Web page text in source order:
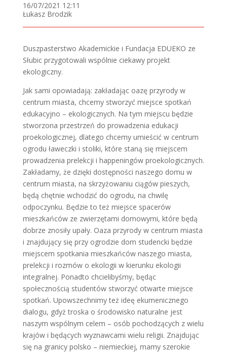
16/07/2021 12:11
Łukasz Brodzik
Duszpasterstwo Akademickie i Fundacja EDUEKO ze
Słubic przygotowali wspólnie ciekawy projekt
ekologiczny.
Jak sami opowiadają: zakładając oazę przyrody w
centrum miasta, chcemy stworzyć miejsce spotkań
edukacyjno – ekologicznych. Na tym miejscu będzie
stworzona przestrzeń do prowadzenia edukacji
proekologicznej, dlatego chcemy umieścić w centrum
ogrodu ławeczki i stoliki, które staną się miejscem
prowadzenia prelekcji i happeningów proekologicznych.
Zakładamy, że dzięki dostępności naszego domu w
centrum miasta, na skrzyżowaniu ciągów pieszych,
będą chętnie wchodzić do ogrodu, na chwilę
odpoczynku. Będzie to też miejsce spacerów
mieszkańców ze zwierzętami domowymi, które będą
dobrze znosiły upały. Oaza przyrody w centrum miasta
i znajdujący się przy ogrodzie dom studencki będzie
miejscem spotkania mieszkańców naszego miasta,
prelekcji i rozmów o ekologii w kierunku ekologii
integralnej. Ponadto chcielibyśmy, będąc
społecznością studentów stworzyć otwarte miejsce
spotkań. Upowszechnimy też ideę ekumenicznego
dialogu, gdyż troska o środowisko naturalne jest
naszym wspólnym celem – osób pochodzących z wielu
krajów i będących wyznawcami wielu religii. Znajdując
się na granicy polsko – niemieckiej, mamy szerokie